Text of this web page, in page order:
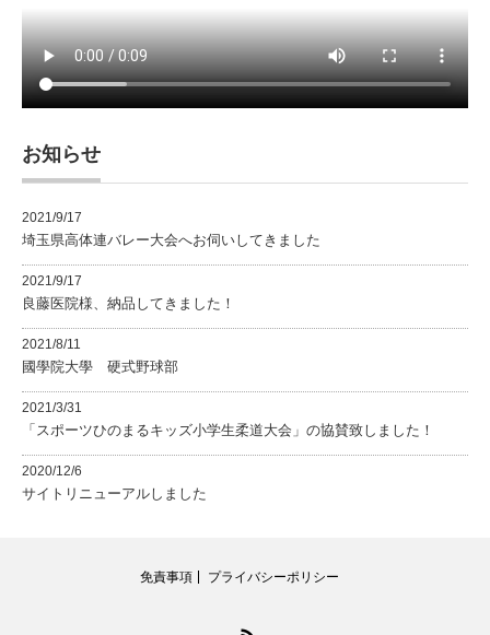
お知らせ
2021/9/17
埼玉県高体連バレー大会へお伺いしてきました
2021/9/17
良藤医院様、納品してきました！
2021/8/11
國學院大學 硬式野球部
2021/3/31
「スポーツひのまるキッズ小学生柔道大会」の協賛致しました！
2020/12/6
サイトリニューアルしました
免責事項 プライバシーポリシー